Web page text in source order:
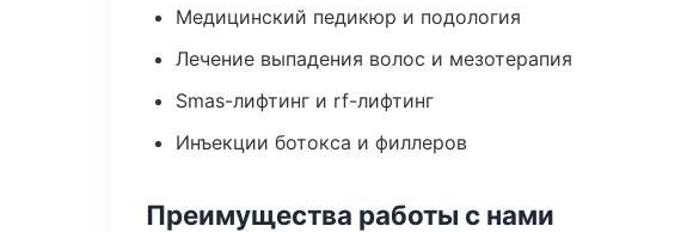
Медицинский педикюр и подология
Лечение выпадения волос и мезотерапия
Smas-лифтинг и rf-лифтинг
Инъекции ботокса и филлеров
Преимущества работы с нами